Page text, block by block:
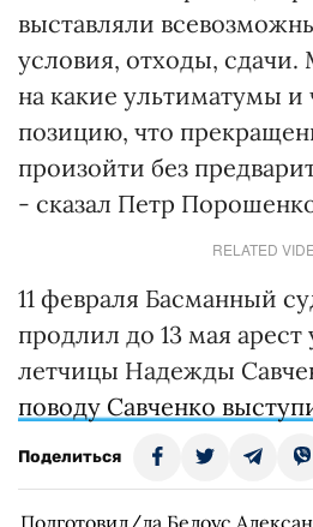
выставляли
условия, отходы,
на какие ультиматумы и
позицию, что
произойти без
- сказал Петр
RELATED
11 февраля Басманный
продлил до 13 мая арест
летчицы Надежды
поводу Савченко
Поделиться
Подготовил/ла Белоус